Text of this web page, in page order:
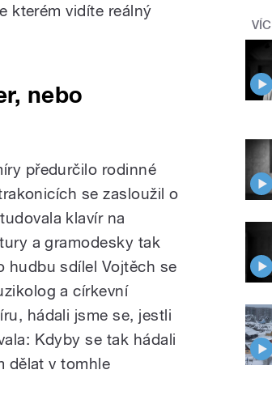
kterém vidíte reálný
nebo
předurčilo rodinné
se zasloužil o
klavír na
a gramodesky tak
hudbu sdílel Vojtěch se
a církevní
hádali jsme se, jestli
Kdyby se tak hádali
dělat v tomhle